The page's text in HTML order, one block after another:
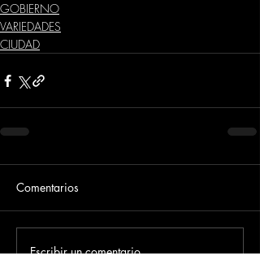
GOBIERNO
VARIEDADES
CIUDAD
Comentarios
Escribir un comentario...